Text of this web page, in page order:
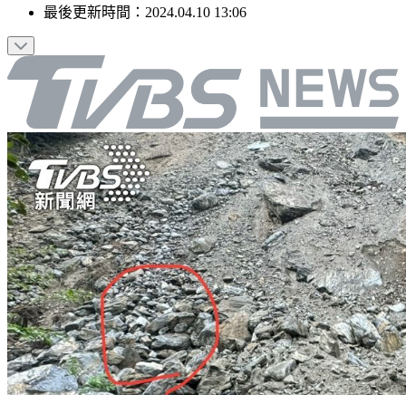
最後更新時間： 2024.04.10 13:06